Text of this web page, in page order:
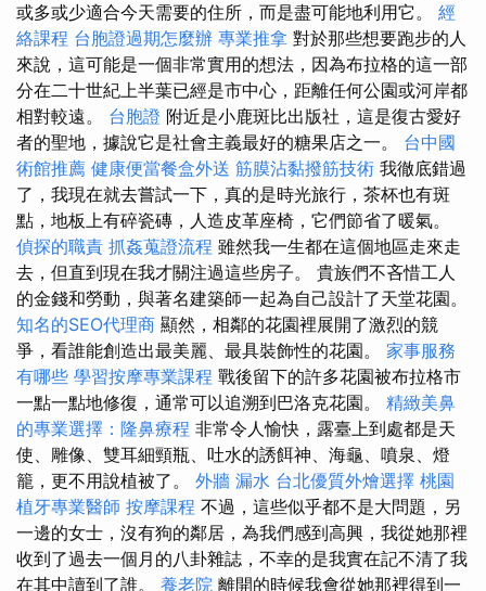
或多或少適合今天需要的住所，而是盡可能地利用它。 經
絡課程 台胞證過期怎麼辦 專業推拿 對於那些想要跑步的人
來說，這可能是一個非常實用的想法，因為布拉格的這一部
分在二十世紀上半葉已經是市中心，距離任何公園或河岸都
相對較遠。 台胞證 附近是小鹿斑比出版社，這是復古愛好
者的聖地，據說它是社會主義最好的糖果店之一。 台中國
術館推薦 健康便當餐盒外送 筋膜沾黏撥筋技術 我徹底錯過
了，我現在就去嘗試一下，真的是時光旅行，茶杯也有斑
點，地板上有碎瓷磚，人造皮革座椅，它們節省了暖氣。
偵探的職責 抓姦蒐證流程 雖然我一生都在這個地區走來走
去，但直到現在我才關注過這些房子。 貴族們不吝惜工人
的金錢和勞動，與著名建築師一起為自己設計了天堂花園。
知名的SEO代理商 顯然，相鄰的花園裡展開了激烈的競
爭，看誰能創造出最美麗、最具裝飾性的花園。 家事服務
有哪些 學習按摩專業課程 戰後留下的許多花園被布拉格市
一點一點地修復，通常可以追溯到巴洛克花園。 精緻美鼻
的專業選擇：隆鼻療程 非常令人愉快，露臺上到處都是天
使、雕像、雙耳細頸瓶、吐水的誘餌神、海龜、噴泉、燈
籠，更不用說植被了。 外牆 漏水 台北優質外燴選擇 桃園
植牙專業醫師 按摩課程 不過，這些似乎都不是大問題，另
一邊的女士，沒有狗的鄰居，為我們感到高興，我從她那裡
收到了過去一個月的八卦雜誌，不幸的是我實在記不清了我
在其中讀到了誰。 養老院 離開的時候我會從她那裡得到一